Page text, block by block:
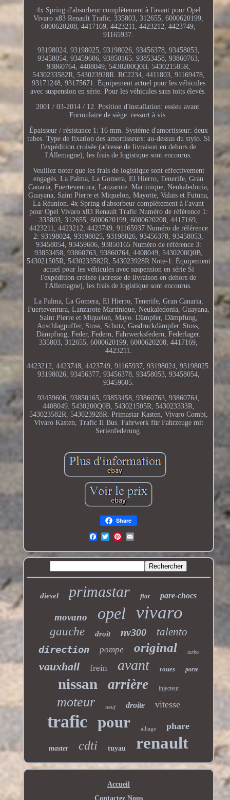
4x Spring d'absorbeur complètement à l'avant pour Opel
Vivaro x83 Renault Trafic. 335803, 312655, 6000620199,
6000620208, 4417169, 4423211, 4423212, 4423749,
91165937.
93198024, 93198025, 93198026, 93456378, 93458053,
93458054, 93459606, 93850165. 93853458, 93860763,
93860764, 4408049, 5430200Q0B, 543021505R,
5430233582R, 543023928R. RC2234, 4411803, 91169478,
93171248, 93175671. Équipement actuel pour les véhicules
avec suspension en série. Pour les véhicules sans toits élevés.
2001 / 03-2014 / 12. Position d'installation: essieu avant.
Formulaire de siège: ressort à vis.
Épaisseur / résistance 1: 16 mm. Système d'amortisseur: deux
tubes. Type de fixation des amortisseurs: au-dessus du stylo. Si
l'expédition croisée (adresse de livraison en dehors de
l'Allemagne), les frais de logistique sont encourus.
Veuillez noter que les frais de logistique sont effectivement
engagés. La Palma, La Gomera, El Hierro, Tenerife, Gran
Canaria, Fuerteventura, Lanzarote. Martinique, Neukaledonia,
Guayana, Saint Pierre et Miquelon, Mayotte, Valais et Futuna,
La Réunion. 4x Spring d'absorbeur complètement à l'avant
pour Opel Vivaro x83 Renault Trafic Numéro de référence 1:
335803, 312655, 6000620199, 6000620208, 4417169,
4423211, 4423212, 4423749, 91165937 Numéro de référence
2: 93198024, 93198025, 93198026, 93456378, 93458053,
93458054, 93459606, 93850165 Numéro de référence 3:
93853458, 93860763, 93860764, 4408049, 5430200Q0B,
543021505R, 5430233582R, 543023928R Note-1: Équipement
actuel pour les véhicules avec suspension en série Si
l'expédition croisée (adresse de livraison en dehors de
l'Allemagne), les frais de logistique sont encourus.
La Palma, La Gomera, El Hierro, Tenerife, Gran Canaria,
Fuerteventura, Lanzarote Martinique, Neukaledonia, Guayana,
Saint Pierre et Miquelon, Mayo. Dämpfer, Dämpfung,
Anschlagpuffer, Stoss, Schutz, Gasdruckdämpfer. Stoss,
Dämpfung, Feder, Federn, Fahrwerksfedern, Federlager.
335803, 312655, 6000620199, 6000620208, 4417169,
4423211.
4423212, 4423748, 4423749, 91165937, 93198024, 93198025.
93198026, 93456377, 93456378, 93458053, 93458054,
93459605.
93459606, 93850165, 93853458, 93860763, 93860764,
4408049. 5430200Q0B, 543021505R, 543023333R,
543023582R, 543023928R. Primastar Kasten, Vivaro Combi,
Vivaro Kasten, Trafic II Bus. Fahrwerk für Fahrzeuge mit
Serienfederung.
Share
diesel primastar fiat pare-chocs
movano opel vivaro
gauche droit nv300 talento
direction pompe original turbo
vauxhall frein avant roues porte
nissan arrière injecteur
moteur neuf droite vitesse
trafic pour alliage phare
master cdti tuyau renault
Accueil
Contactez Nous